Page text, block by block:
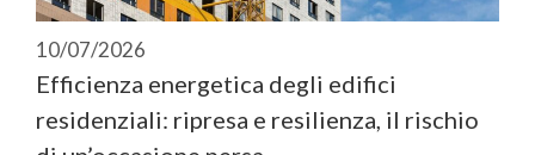
10/07/2026
Efficienza energetica degli edifici
residenziali: ripresa e resilienza, il rischio